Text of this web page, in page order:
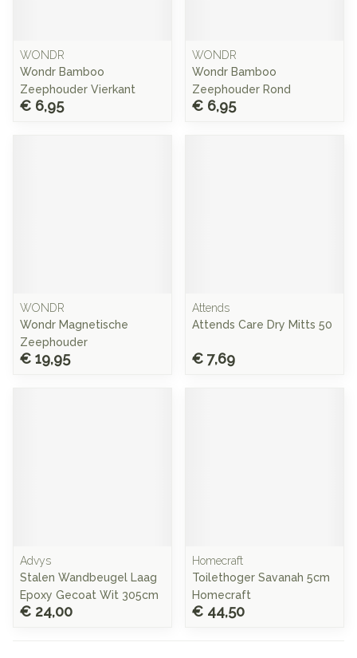
WONDR
Wondr Bamboo
Zeephouder Vierkant
€ 6,95
WONDR
Wondr Bamboo
Zeephouder Rond
€ 6,95
WONDR
Wondr Magnetische
Zeephouder
€ 19,95
Attends
Attends Care Dry Mitts 50
€ 7,69
Advys
Stalen Wandbeugel Laag
Epoxy Gecoat Wit 305cm
€ 24,00
Homecraft
Toilethoger Savanah 5cm
Homecraft
€ 44,50